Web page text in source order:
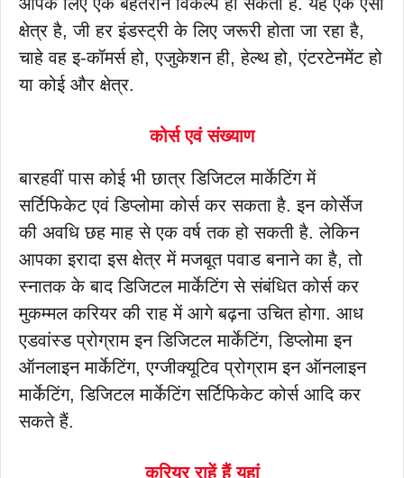
क्षेत्र है, जी हर इंडस्ट्री के लिए जरूरी होता जा रहा है,
चाहे वह इ-कॉमर्स हो, एजुकेशन ही, हेल्थ हो, एंटरटेनमेंट हो
या कोई और क्षेत्र.
कोर्स एवं संख्याण
बारहवीं पास कोई भी छात्र डिजिटल मार्केटिंग में
सर्टिफिकेट एवं डिप्लोमा कोर्स कर सकता है. इन कोर्सेज
की अवधि छह माह से एक वर्ष तक हो सकती है. लेकिन
आपका इरादा इस क्षेत्र में मजबूत पवाड बनाने का है, तो
स्नातक के बाद डिजिटल मार्केटिंग से संबंधित कोर्स कर
मुकम्मल करियर की राह में आगे बढ़ना उचित होगा. आध
एडवांस्ड प्रोग्राम इन डिजिटल मार्केटिंग, डिप्लोमा इन
ऑनलाइन मार्केटिंग, एग्जीक्यूटिव प्रोग्राम इन ऑनलाइन
मार्केटिंग, डिजिटल मार्केटिंग सर्टिफिकेट कोर्स आदि कर
सकते हैं.
करियर राहें हैं यहां